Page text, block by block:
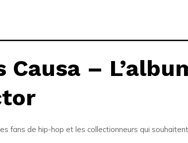
–
fans de hip-hop et les collectionneurs qui